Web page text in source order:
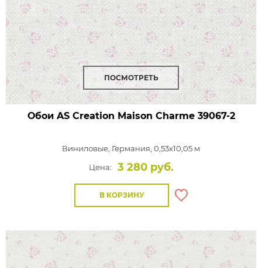
ПОСМОТРЕТЬ
Обои AS Creation Maison Charme39067-2
Виниловые, Германия, 0,53x10,05 м
Цена:
3 280 руб.
В КОРЗИНУ